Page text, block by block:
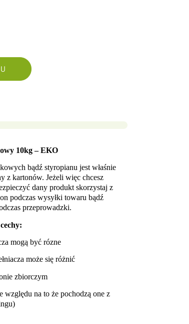
10kg – EKO
bądź styropianu jest właśnie
z kartonów. Jeżeli więc chcesz
dany produkt skorzystaj z
podczas wysyłki towaru bądź
przeprowadzki.
mogą być rózne
może się różnić
zbiorczym
względu na to że pochodzą one z